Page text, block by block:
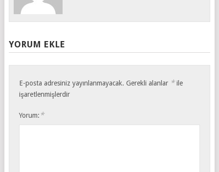
YORUM EKLE
E-posta adresiniz yayınlanmayacak. Gerekli alanlar *ile
işaretlenmişlerdir
Yorum: *